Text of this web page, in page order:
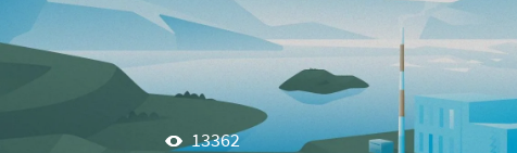
13362